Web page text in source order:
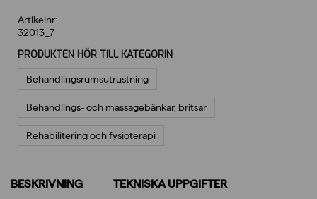
Artikelnr:
32013_7
PRODUKTEN HÖR TILL KATEGORIN
Behandlings­rumsutrustning
Behandlings- och massagebänkar, britsar
Rehabilitering och fysioterapi
BESKRIVNING
TEKNISKA UPPGIFTER